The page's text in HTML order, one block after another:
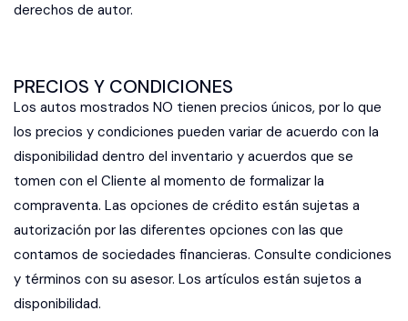
derechos de autor.
PRECIOS Y CONDICIONES
Los autos mostrados NO tienen precios únicos, por lo que
los precios y condiciones pueden variar de acuerdo con la
disponibilidad dentro del inventario y acuerdos que se
tomen con el Cliente al momento de formalizar la
compraventa. Las opciones de crédito están sujetas a
autorización por las diferentes opciones con las que
contamos de sociedades financieras. Consulte condiciones
y términos con su asesor. Los artículos están sujetos a
disponibilidad.